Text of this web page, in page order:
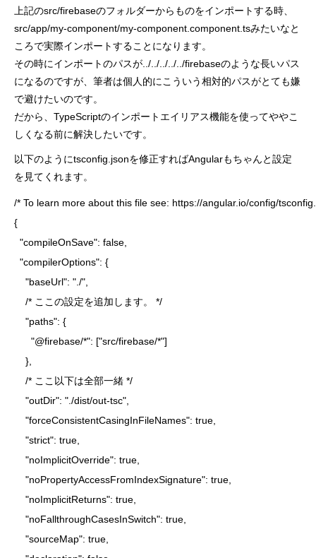
上記のsrc/firebaseのフォルダーからものをインポートする時、
src/app/my-component/my-component.component.tsみたいなと
ころで実際インポートすることになります。
その時にインポートのパスが../../../../../firebaseのような長いパス
になるのですが、筆者は個人的にこういう相対的パスがとても嫌
で避けたいのです。
だから、TypeScriptのインポートエイリアス機能を使ってややこ
しくなる前に解決したいです。
以下のようにtsconfig.jsonを修正すればAngularもちゃんと設定
を見てくれます。
/* To learn more about this file see: https://angular.io/config/
{
  "compileOnSave": false,
  "compilerOptions": {
    "baseUrl": "./",
    /* ここの設定を追加します。 */
    "paths": {
      "@firebase/*": ["src/firebase/*"]
    },
    /* ここ以下は全部一緒 */
    "outDir": "./dist/out-tsc",
    "forceConsistentCasingInFileNames": true,
    "strict": true,
    "noImplicitOverride": true,
    "noPropertyAccessFromIndexSignature": true,
    "noImplicitReturns": true,
    "noFallthroughCasesInSwitch": true,
    "sourceMap": true,